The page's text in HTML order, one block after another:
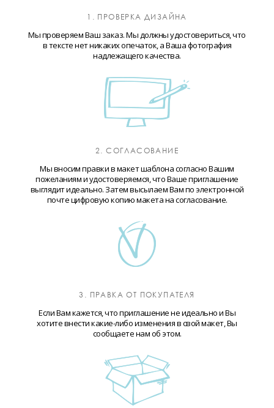
1. ПРОВЕРКА ДИЗАЙНА
Мы проверяем Ваш заказ. Мы должны удостовериться, что
в тексте нет никаких опечаток, а Ваша фотография
надлежащего качества.
2. СОГЛАСОВАНИЕ
Мы вносим правки в макет шаблона согласно Вашим
пожеланиям и удостоверяемся, что Ваше приглашение
выглядит идеально. Затем высылаем Вам по электронной
почте цифровую копию макета на согласование.
3. ПРАВКА ОТ ПОКУПАТЕЛЯ
Если Вам кажется, что приглашение не идеально и Вы
хотите внести какие-либо изменения в свой макет, Вы
сообщаете нам об этом.